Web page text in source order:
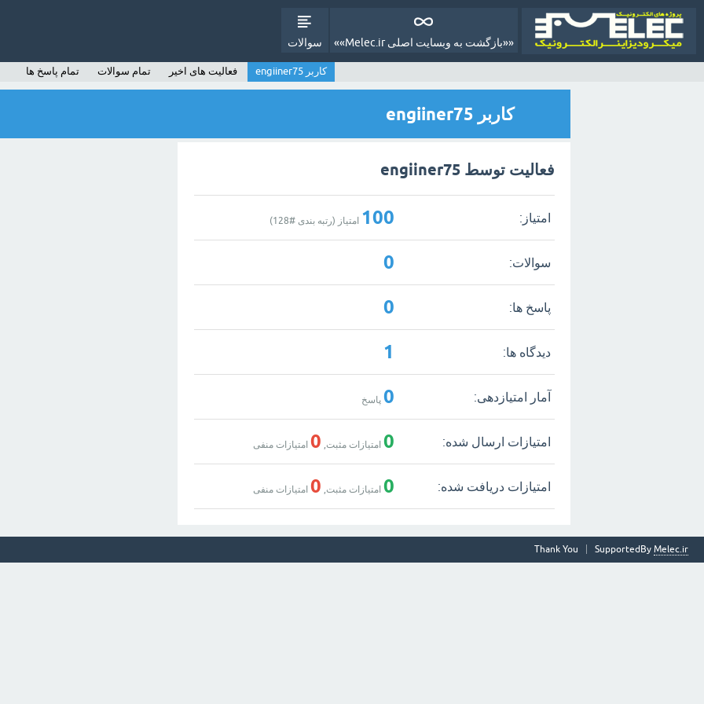
سوالات ««بازگشت به وبسایت اصلی Melec.ir»»
کاربر engiiner75 فعالیت های اخیر تمام سوالات تمام پاسخ ها
کاربر engiiner75
فعالیت توسط engiiner75
امتیاز: 100 امتیاز (رتبه بندی #128
)
سوالات: 0
پاسخ ها: 0
دیدگاه ها: 1
آمار امتیازدهی: 0 پاسخ
امتیازات ارسال شده: 0 امتیازات مثبت, 0 امتیازات منفی
امتیازات دریافت شده: 0 امتیازات مثبت, 0 امتیازات منفی
SupportedBy Melec.ir
Thank You